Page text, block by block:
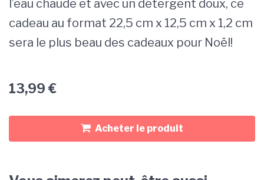
l’eau chaude et avec un détergent doux, ce
cadeau au format 22,5 cm x 12,5 cm x 1,2 cm
sera le plus beau des cadeaux pour Noël!
13,99 €
Acheter le produit